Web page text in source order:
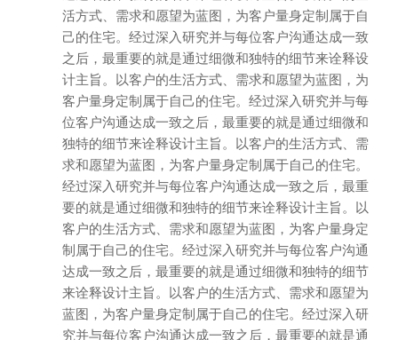
活方式、需求和愿望为蓝图，为客户量身定制属于自
己的住宅。经过深入研究并与每位客户沟通达成一致
之后，最重要的就是通过细微和独特的细节来诠释设
计主旨。以客户的生活方式、需求和愿望为蓝图，为
客户量身定制属于自己的住宅。经过深入研究并与每
位客户沟通达成一致之后，最重要的就是通过细微和
独特的细节来诠释设计主旨。以客户的生活方式、需
求和愿望为蓝图，为客户量身定制属于自己的住宅。
经过深入研究并与每位客户沟通达成一致之后，最重
要的就是通过细微和独特的细节来诠释设计主旨。以
客户的生活方式、需求和愿望为蓝图，为客户量身定
制属于自己的住宅。经过深入研究并与每位客户沟通
达成一致之后，最重要的就是通过细微和独特的细节
来诠释设计主旨。以客户的生活方式、需求和愿望为
蓝图，为客户量身定制属于自己的住宅。经过深入研
究并与每位客户沟通达成一致之后，最重要的就是通